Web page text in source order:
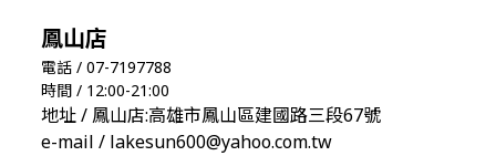
鳳山店
電話 / 07-7197788
時間 / 12:00-21:00
地址 / 鳳山店:高雄市鳳山區建國路三段67號
e-mail / lakesun600@yahoo.com.tw